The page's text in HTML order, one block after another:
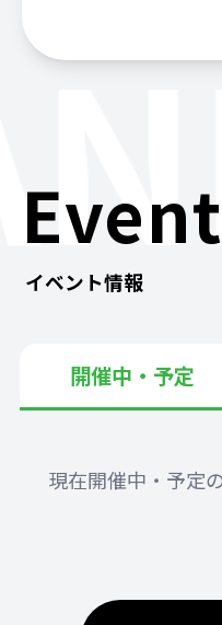
イベント情報
開催中・予定
現在開催中・予定